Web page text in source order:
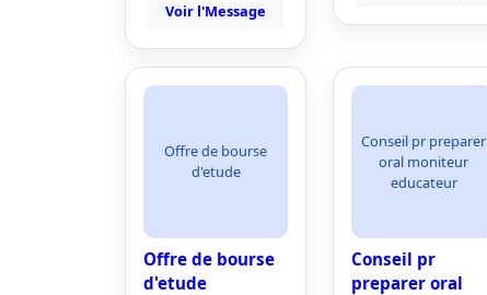
Voir l'Message
Offre de bourse
d'etude
Offre de bourse
d'etude
Conseil pr preparer
oral moniteur
educateur
Conseil pr
preparer oral